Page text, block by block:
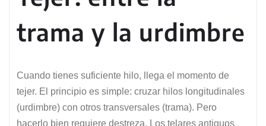
trama y la urdimbre
Cuando tienes suficiente hilo, llega el momento de
tejer. El principio es simple: cruzar hilos longitudinales
(urdimbre) con otros transversales (trama). Pero
hacerlo bien requiere destreza. Los telares antiguos